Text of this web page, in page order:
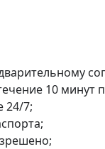
10 минут
24/7;